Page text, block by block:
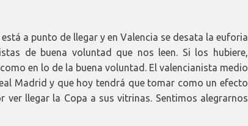
a punto de llegar y en Valencia se desata la euforia
de buena voluntad que nos leen. Si los hubiere,
en lo de la buena voluntad. El valencianista medio
Madrid y que hoy tendrá que tomar como un efecto
llegar la Copa a sus vitrinas. Sentimos alegrarnos